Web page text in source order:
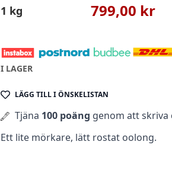
1 kg 799,00 kr
I LAGER
LÄGG TILL I ÖNSKELISTAN
Tjäna 100 poäng genom att skriva
Ett lite mörkare, lätt rostat oolong.